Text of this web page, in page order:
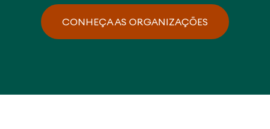
CONHEÇA AS ORGANIZAÇÕES